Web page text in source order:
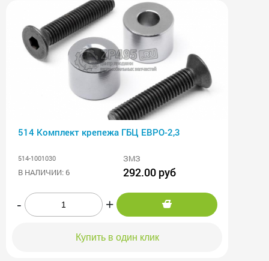
514 Комплект крепежа ГБЦ ЕВРО-2,3
514-1001030
ЗМЗ
В НАЛИЧИИ: 6
292.00 руб
- +
Купить в один клик